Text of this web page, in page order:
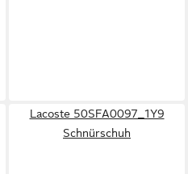
Lacoste 50SFA0097_1Y9
Schnürschuh